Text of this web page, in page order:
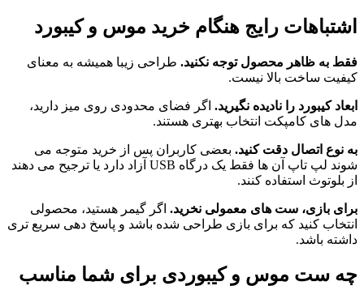
اشتباهات رایج هنگام خرید موس و کیبورد
فقط به ظاهر محصول توجه نکنید. طراحی زیبا همیشه به معنای
کیفیت ساخت بالا نیست.
ابعاد کیبورد را نادیده نگیرید. اگر فضای محدودی روی میز دارید،
مدل های کامپکت انتخاب بهتری هستند.
به نوع اتصال دقت کنید. بعضی کاربران پس از خرید متوجه می
شوند لپ تاپ آن ها فقط یک درگاه USB آزاد دارد یا ترجیح می دهند
از بلوتوث استفاده کنند.
برای بازی، ست های معمولی نخرید. اگر گیمر هستید، محصولی
انتخاب کنید که برای بازی طراحی شده باشد و پاسخ دهی سریع تری
داشته باشد.
چه ست موس و کیبوردی برای شما مناسب